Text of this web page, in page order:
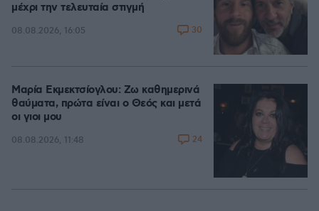
μέχρι την τελευταία στιγμή
08.08.2026, 16:05 30
Μαρία Εκμεκτσίογλου: Ζω καθημερινά
θαύματα, πρώτα είναι ο Θεός και μετά
οι γιοι μου
08.08.2026, 11:48 24